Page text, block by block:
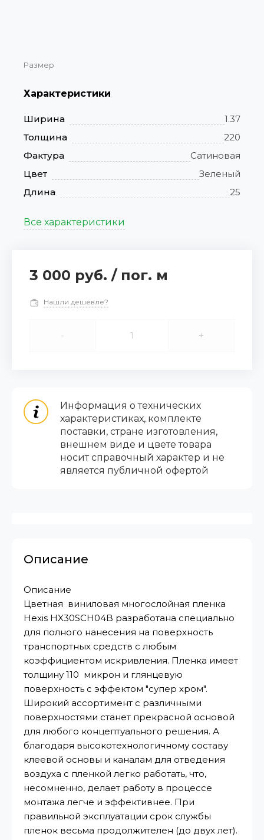
Размер
Характеристики
Ширина
1.37
Толщина
220
Фактура
Сатиновая
Цвет
Зеленый
Длина
25
Все характеристики
3 000 руб. / пог. м
Нашли дешевле?
- +
Информация о технических
характеристиках, комплекте
поставки, стране изготовления,
внешнем виде и цвете товара
носит справочный характер и не
является публичной офертой
Описание
Описание
Цветная виниловая многослойная пленка
Hexis HX30SCH04B разработана специально
для полного нанесения на поверхность
транспортных средств с любым
коэффициентом искривления. Пленка имеет
толщину 110 микрон и глянцевую
поверхность с эффектом "супер хром".
Широкий ассортимент с различными
поверхностями станет прекрасной основой
для любого концептуального решения. А
благодаря высокотехнологичному составу
клеевой основы и каналам для отведения
воздуха с пленкой легко работать, что,
несомненно, делает работу в процессе
монтажа легче и эффективнее. При
правильной эксплуатации срок службы
пленок весьма продолжителен (до двух лет).